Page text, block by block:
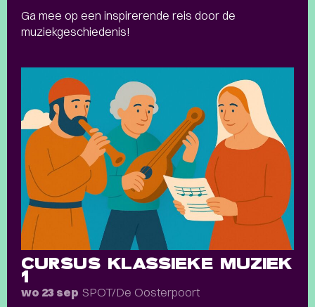
Ga mee op een inspirerende reis door de
muziekgeschiedenis!
CURSUS KLASSIEKE MUZIEK
1
wo 23 sep SPOT/De Oosterpoort